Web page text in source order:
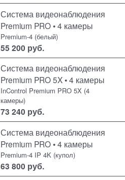
Система видеонаблюдения
Premium PRO • 4 камеры
Premium-4 (белый)
55 200 руб.
Система видеонаблюдения
Premium PRO 5X • 4 камеры
InControl Premium PRO 5X (4
камеры)
73 240 руб.
Система видеонаблюдения
Premium PRO • 4 камеры
Premium-4 IP 4K (купол)
63 800 руб.